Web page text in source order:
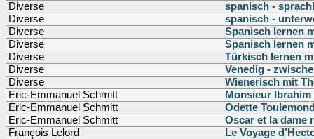
Diverse
spanisch -
Diverse
spanisch -
Diverse
Spanisch lernen
Diverse
Spanisch lernen
Diverse
Türkisch lernen
Diverse
Venedig -
Diverse
Wienerisch mit
Eric-Emmanuel Schmitt
Monsieur
Eric-Emmanuel Schmitt
Odette
Eric-Emmanuel Schmitt
Oscar et la dame
François Lelord
Le Voyage